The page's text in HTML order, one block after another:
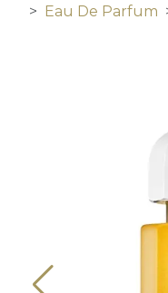
Eau De Parfum